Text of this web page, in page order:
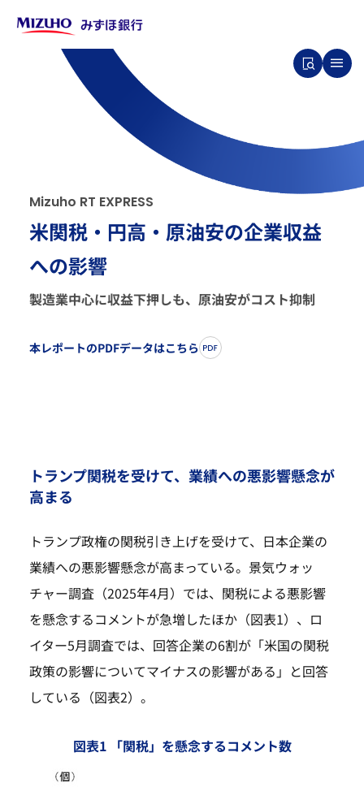
Mizuho RT EXPRESS
米関税・円高・原油安の企業収益
への影響
製造業中心に収益下押しも、原油安がコスト抑制
本レポートのPDFデータはこちら
トランプ関税を受けて、業績への悪影響懸念が
高まる
トランプ政権の関税引き上げを受けて、日本企業の
業績への悪影響懸念が高まっている。景気ウォッ
チャー調査（2025年4月）では、関税による悪影響
を懸念するコメントが急増したほか（図表1）、ロ
イター5月調査では、回答企業の6割が「米国の関税
政策の影響についてマイナスの影響がある」と回答
している（図表2）。
図表1 「関税」を懸念するコメント数